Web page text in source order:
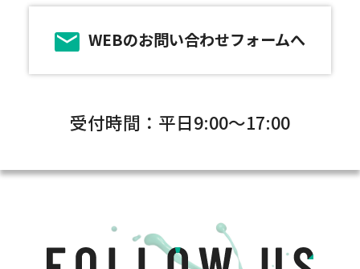
WEBのお問い合わせフォームへ
受付時間：平日9:00～17:00